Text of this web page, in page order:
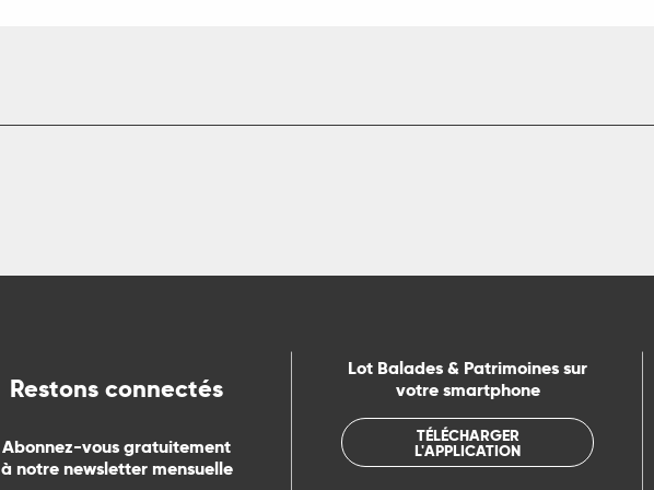
Restons connectés
Abonnez-vous gratuitement
à notre newsletter mensuelle
Lot Balades & Patrimoines sur
votre smartphone
TÉLÉCHARGER
L'APPLICATION